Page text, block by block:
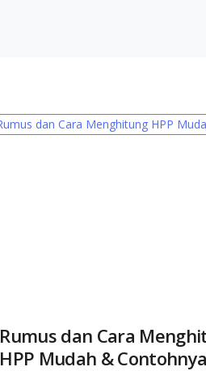
Rumus dan Cara
HPP Mudah & Contohnya